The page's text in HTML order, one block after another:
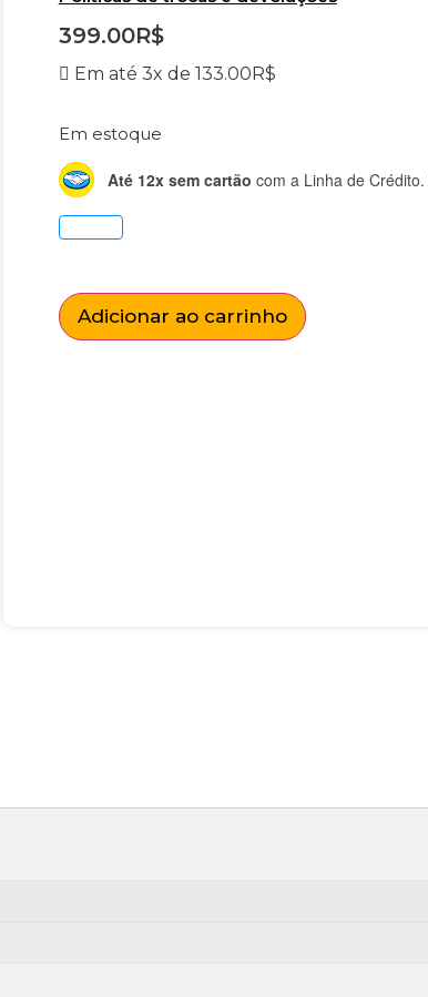
399.00R$
Em até 3x de 133.00 R$
Em estoque
Até 12x sem cartão com a Linha de Crédito.
Adicionar ao carrinho